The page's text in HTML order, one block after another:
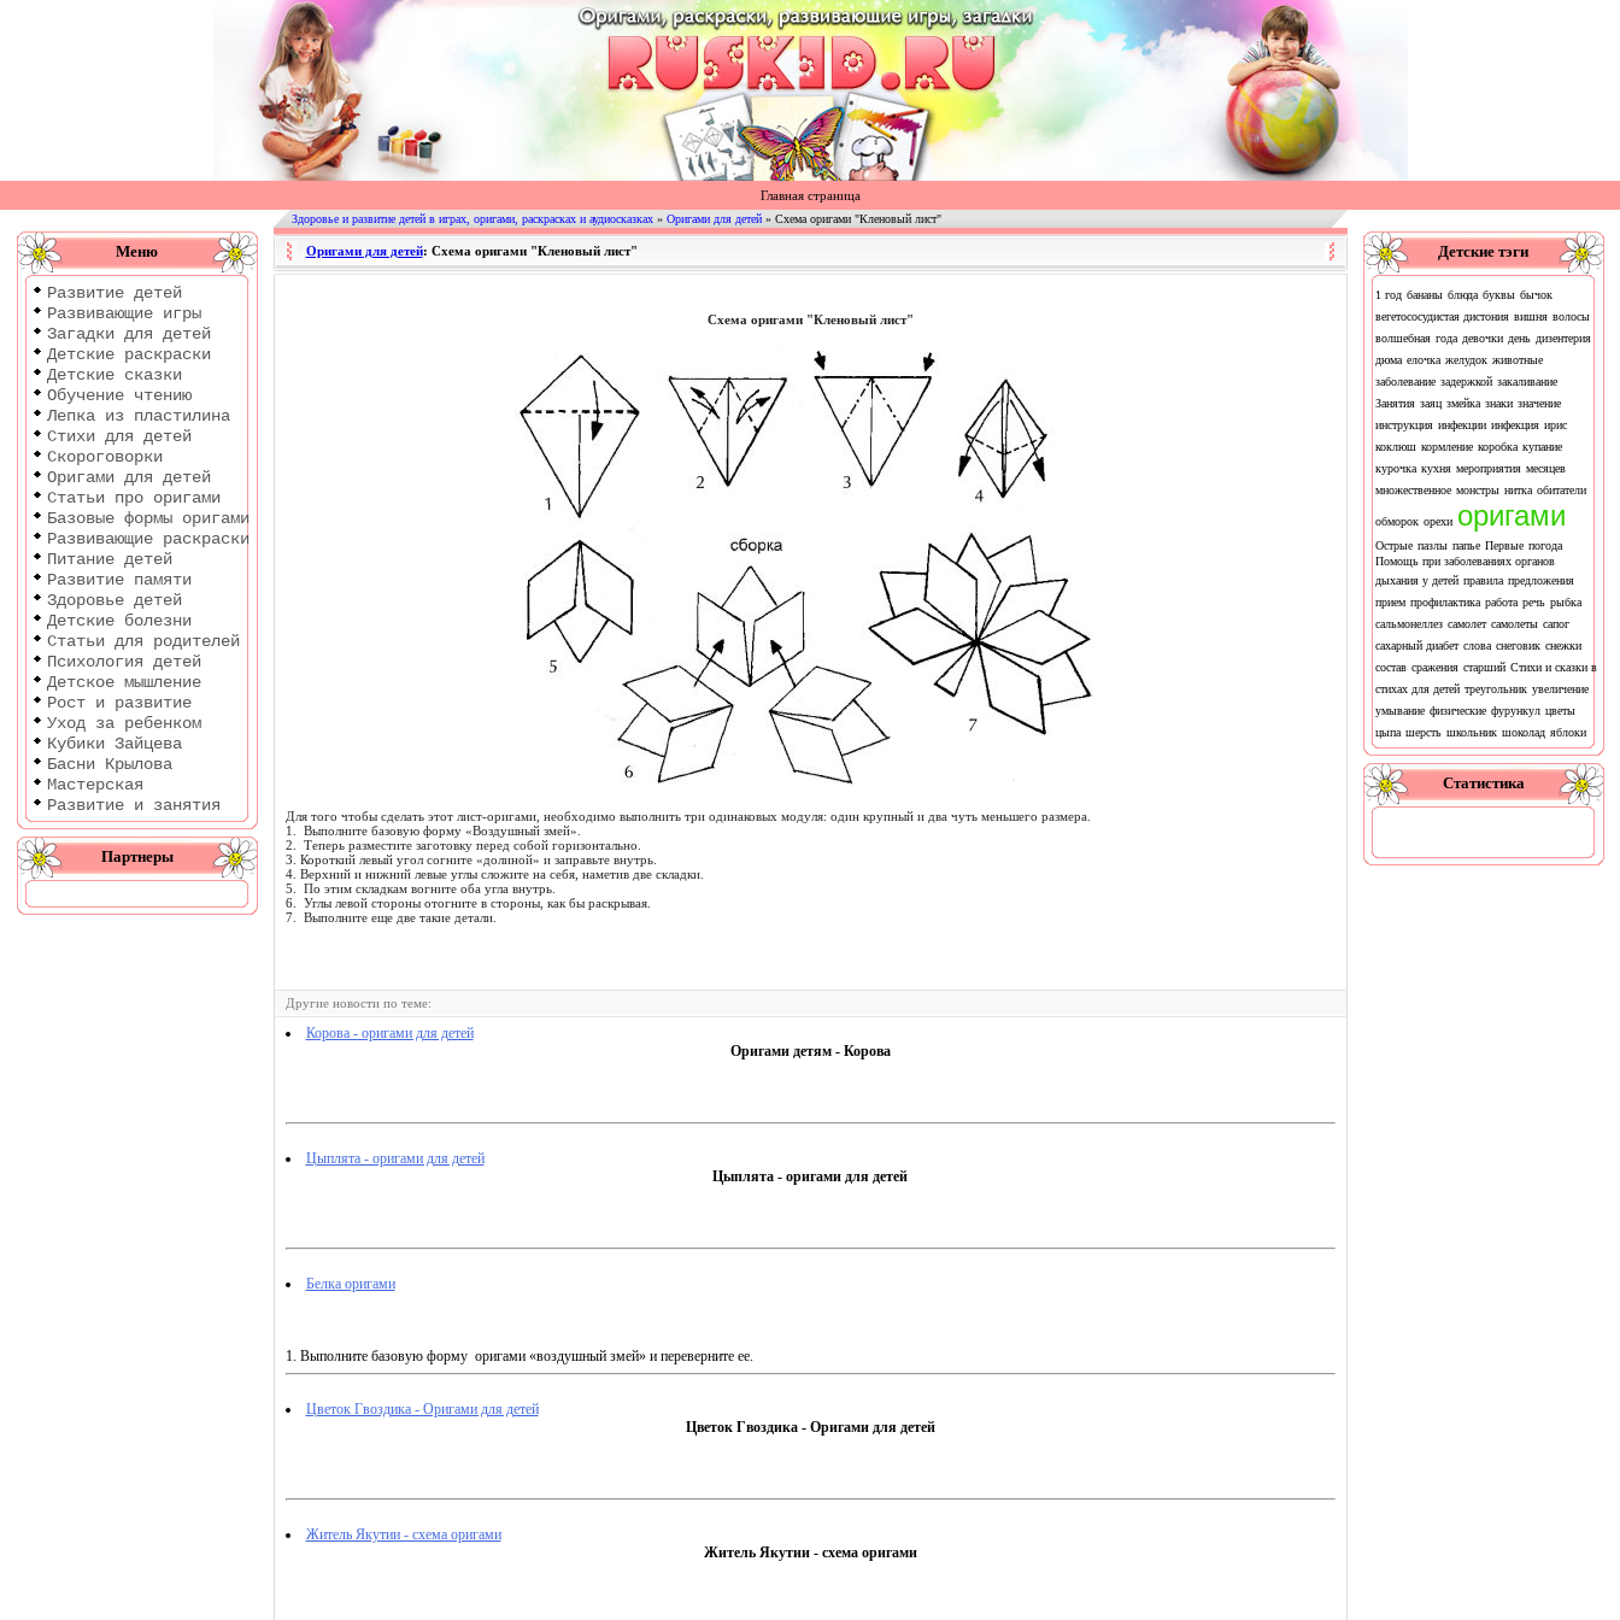
|
Раскраски
Развитие
детей
Главная страница
Меню
Развитие детей
Развивающие игры
Загадки для детей
Детские раскраски
Детские сказки
Обучение чтению
Лепка из пластилина
Стихи для детей
Скороговорки
Оригами для детей
Статьи про оригами
Базовые формы оригами
Развивающие раскраски
Питание детей
Развитие памяти
Здоровье детей
Детские болезни
Статьи для родителей
Психология детей
Детское мышление
Рост и развитие
Уход за ребенком
Кубики Зайцева
Басни Крылова
Мастерская
Развитие и занятия
Партнеры
Здоровье и развитие детей в играх, оригами, раскрасках и аудиосказках» Оригами для детей» Схема оригами "Кленовый лист"
Оригами для детей: Схема оригами "Кленовый лист"
Схема оригами "Кленовый лист"
Для того чтобы сделать этот лист-оригами, необходимо выполнить три одинаковых модуля: один крупный и два чуть меньшего размера.
1. Выполните базовую форму «Воздушный змей».
2. Теперь разместите заготовку перед собой горизонтально.
3. Короткий левый угол согните «долиной» и заправьте внутрь.
4. Верхний и нижний левые углы сложите на себя, наметив две складки.
5. По этим складкам вогните оба угла внутрь.
6. Углы левой стороны отогните в стороны, как бы раскрывая.
7. Выполните еще две такие детали.
Другие новости по теме:
Корова - оригами для детей
Оригами детям - Корова
Цыплята - оригами для детей
Цыплята - оригами для детей
Белка оригами
1. Выполните базовую форму оригами «воздушный змей» и переверните ее.
Цветок Гвоздика - Оригами для детей
Цветок Гвоздика - Оригами для детей
Житель Якутии - схема оригами
Житель Якутии - схема оригами
Детские тэги
1 год бананы блюда буквы бычок
вегетососудистая дистония вишня волосы
волшебная года девочки день дизентерия
дюма елочка желудок животные
заболевание задержкой закаливание
Занятия заяц змейка знаки значение
инструкция инфекции инфекция ирис
коклюш кормление коробка купание
курочка кухня мероприятия месяцев
множественное монстры нитка обитатели
обморок орехи оригами
Острые пазлы папье Первые погода
Помощь при заболеваниях органов
дыхания у детей правила предложения
прием профилактика работа речь рыбка
сальмонеллез самолет самолеты сапог
сахарный диабет слова снеговик снежки
состав сражения старший Стихи и сказки в
стихах для детей треугольник увеличение
умывание физические фурункул цветы
цыпа шерсть школьник шоколад яблоки
Статистика